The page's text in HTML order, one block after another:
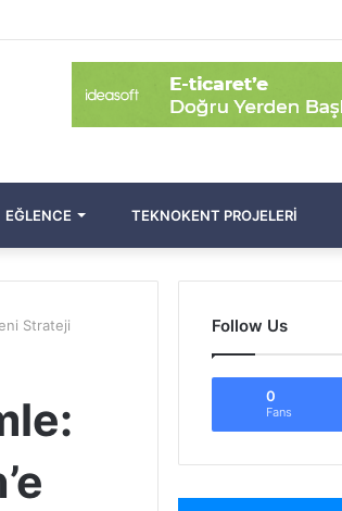
EĞLENCE TEKNOKENT PROJELERI
Strateji Follow Us
0
Fans